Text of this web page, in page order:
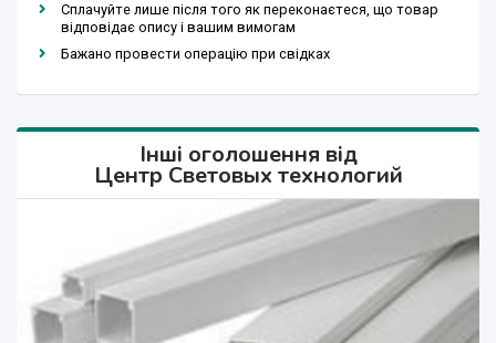
Сплачуйте лише після того як переконаєтеся, що товар
відповідає опису і вашим вимогам
Бажано провести операцію при свідках
Інші оголошення від
Центр Световых технологий